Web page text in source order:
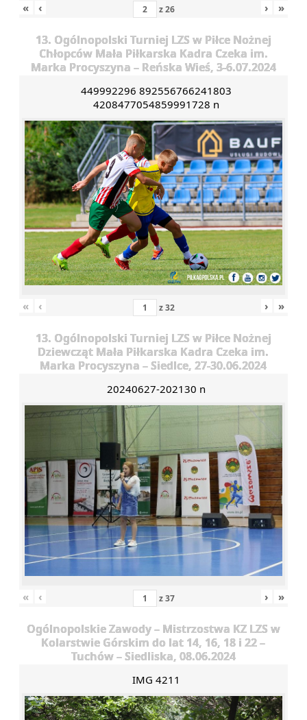
« ‹ z26 › »
13. Ogólnopolski Turniej LZS w Piłce Nożnej
Chłopców Mała Piłkarska Kadra Czeka im.
Marka Procyszyna – Reńska Wieś, 3-6.07.2024
449992296 892556766241803
4208477054859991728 n
« ‹ z32 › »
13. Ogólnopolski Turniej LZS w Piłce Nożnej
Dziewcząt Mała Piłkarska Kadra Czeka im.
Marka Procyszyna – Siedlce, 27-30.06.2024
20240627-202130 n
« ‹ z37 › »
Ogólnopolskie Zawody – Mistrzostwa KZ LZS w
Kolarstwie Górskim do lat 14, 16, 18 i 22 –
Tuchów – Siedliska, 08.06.2024
IMG 4211